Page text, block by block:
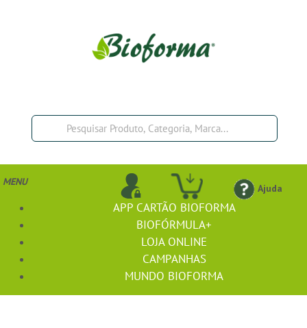
Ajuda
MENU
APP CARTÃO BIOFORMA
BIOFÓRMULA+
LOJA ONLINE
CAMPANHAS
MUNDO BIOFORMA